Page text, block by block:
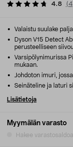
4.8 (4
Myymälän varasto
Hakee
Valaistu suulake
Dyson V15 Detect
perusteelliseen
Varsipölynimurissa
mukaan.
Johdoton imuri,
Seinäteline ja laturi
Lisätietoja